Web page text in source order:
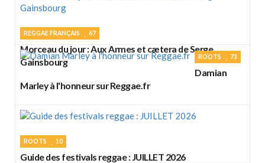
REGGAE FRANÇAIS 67
Morceau du jour : Aux Armes et cætera de Serge
Gainsbourg
ROOTS 73
Damian
Marley à l'honneur sur Reggae.fr
ROOTS 10
Guide des festivals reggae : JUILLET 2026